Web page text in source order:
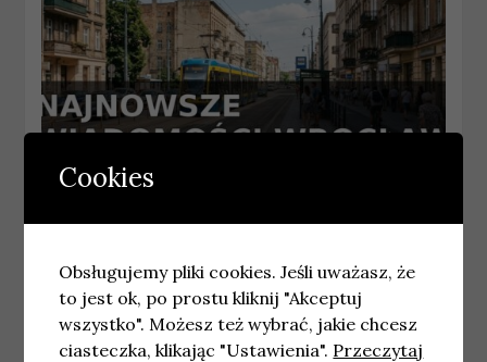
Poniedziałek 03.08.2026
3 sierpnia, 2026 wiadomosci
Cookies
Obsługujemy pliki cookies. Jeśli uważasz, że
to jest ok, po prostu kliknij "Akceptuj
wszystko". Możesz też wybrać, jakie chcesz
ciasteczka, klikając "Ustawienia". Przeczytaj